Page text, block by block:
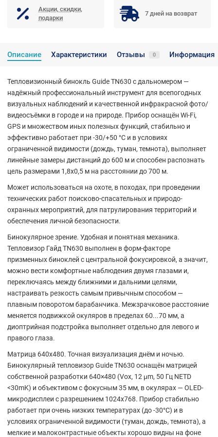
Акции, скидки,
подарки
7 дней на возврат
Описание Характеристики Отзывы 0 Информация
Тепловизионный бинокль Guide TN630 с дальномером —
надёжный профессиональный инструмент для всепогодных
визуальных наблюдений и качественной инфракрасной фото/
видеосъёмки в городе и на природе. Прибор оснащён Wi-Fi,
GPS и множеством иных полезных функций, стабильно и
эффективно работает при -30/+50 °C и в условиях
ограниченной видимости (дождь, туман, темнота), выполняет
линейные замеры дистанций до 600 м и способен распознать
цель размерами 1,8x0,5 м на расстоянии до 700 м.
Может использоваться на охоте, в походах, при проведении
технических работ поисково-спасательных и природо-
охранных мероприятий, для патрулирования территорий и
обеспечения личной безопасности.
Бинокулярное зрение. Удобная и понятная механика.
Тепловизор Гайд TN630 выполнен в форм-факторе
призменных биноклей с центральной фокусировкой, а значит,
можно вести комфортные наблюдения двумя глазами и,
переключаясь между ближними и дальними целями,
настраивать резкость самым привычным способом —
плавным поворотом барабанчика. Межзрачковое расстояние
меняется подвижкой окуляров в пределах 60...70 мм, а
диоптрийная подстройка выполняет отдельно для левого и
правого глаза.
Матрица 640x480. Точная визуализация днём и ночью.
Бинокулярный тепловизор Guide TN630 оснащён матрицей
собственной разработки 640×480 (Vox, 12 μm, 50 Гц NETD
<30mK) и объективом с фокусным 35 мм, в окулярах — OLED-
микродисплеи с разрешением 1024x768. Прибор стабильно
работает при очень низких температурах (до -30°C) и в
условиях ограниченной видимости (туман, дождь, темнота), а
мелкие и малоконтрастные объекты хорошо видны на фоне